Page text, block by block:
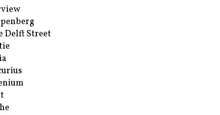
Delft Street